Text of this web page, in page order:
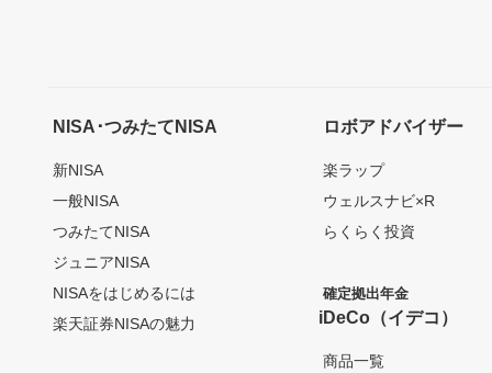
NISA･つみたてNISA
新NISA
一般NISA
つみたてNISA
ジュニアNISA
NISAをはじめるには
楽天証券NISAの魅力
ロボアドバイザー
楽ラップ
ウェルスナビ×R
らくらく投資
確定拠出年金
iDeCo（イデコ）
商品一覧